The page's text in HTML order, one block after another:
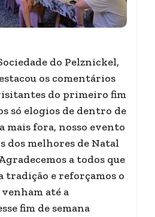
do Pelznickel,
os comentários
do primeiro fim
só elogios de dentro de
mais fora, nosso evento
dos melhores de Natal
a todos que
tradição e reforçamos o
até a
fim de semana